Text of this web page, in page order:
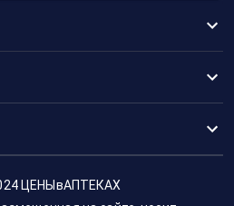
ЦЕНЫвАПТЕКАХ